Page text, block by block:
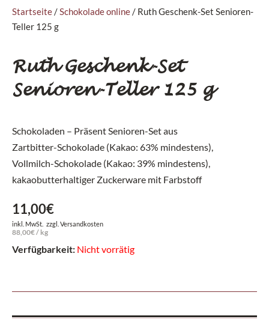
Startseite/Schokolade online/ Ruth Geschenk-Set Senioren-
Teller 125 g
Ruth Geschenk-Set
Senioren-Teller 125 g
Schokoladen – Präsent Senioren-Set aus
Zartbitter-Schokolade (Kakao: 63% mindestens),
Vollmilch-Schokolade (Kakao: 39% mindestens),
kakaobutterhaltiger Zuckerware mit Farbstoff
11,00€
inkl. MwSt. zzgl. Versandkosten
88,00€/ kg
Verfügbarkeit: Nicht vorrätig